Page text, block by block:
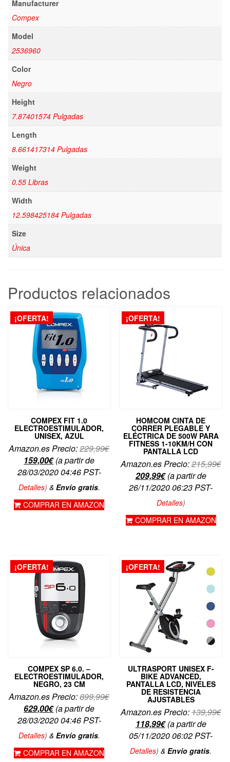
Manufacturer
Compex
Model
2536960
Color
Negro
Height
7.87401574 Pulgadas
Length
8.661417314 Pulgadas
Weight
0.55 Libras
Width
12.598425184 Pulgadas
Size
Única
Productos relacionados
¡OFERTA!
COMPEX FIT 1.0
ELECTROESTIMULADOR,
UNISEX, AZUL
Amazon.es Precio:229,99€El
precio
original
159,00€El
precio
actual
159,00€.
(a partir de
28/03/2020 04:46 PST-
Detalles) & Envío gratis.
COMPRAR EN AMAZON
¡OFERTA!
HOMCOM CINTA DE
CORRER PLEGABLE Y
ELÉCTRICA DE 500W PARA
FITNESS 1-10KM/H CON
PANTALLA LCD
Amazon.es Precio:215,99€El
209,99€El
precio
actual
209,99€.
(a partir de
26/11/2020 06:23 PST-
Detalles)
COMPRAR EN AMAZON
¡OFERTA!
COMPEX SP 6.0. –
ELECTROESTIMULADOR,
NEGRO, 23 CM
Amazon.es Precio:899,99€El
precio
629,00€El
precio
actual
629,00€.
(a partir de
28/03/2020 04:46 PST-
Detalles) & Envío gratis.
COMPRAR EN AMAZON
¡OFERTA!
ULTRASPORT UNISEX F-
BIKE ADVANCED,
PANTALLA LCD, NIVELES
DE RESISTENCIA
AJUSTABLES
Amazon.es Precio:139,99€El
118,99€El
precio
actual
(a partir de
05/11/2020 06:02 PST-
Detalles)&Envío gratis.